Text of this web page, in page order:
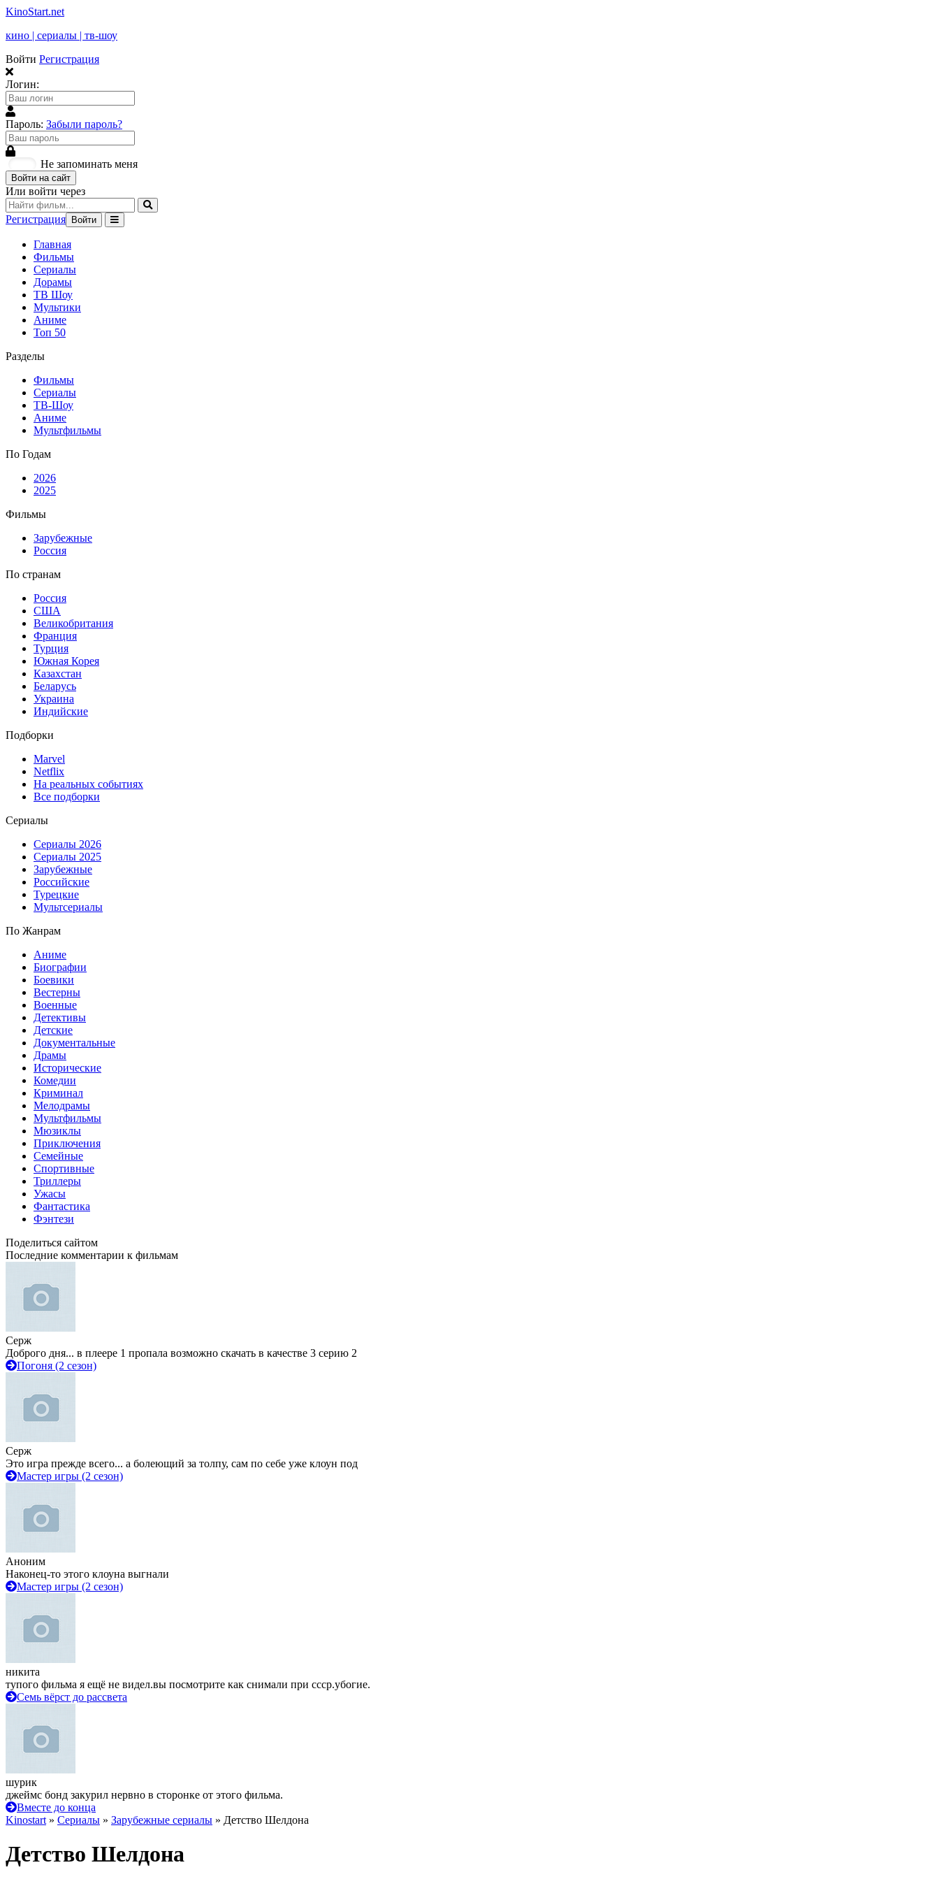
KinoStart.net
кино | сериалы | тв-шоу
Войти Регистрация
Логин:
Пароль: Забыли пароль?
Не запоминать меня
Войти на сайт
Или войти через
Регистрация Войти
Главная
Фильмы
Сериалы
Дорамы
ТВ Шоу
Мультики
Аниме
Топ 50
Разделы
Фильмы
Сериалы
ТВ-Шоу
Аниме
Мультфильмы
По Годам
2026
2025
Фильмы
Зарубежные
Россия
По странам
Россия
США
Великобритания
Франция
Турция
Южная Корея
Казахстан
Беларусь
Украина
Индийские
Подборки
Marvel
Netflix
На реальных событиях
Все подборки
Сериалы
Сериалы 2026
Сериалы 2025
Зарубежные
Российские
Турецкие
Мультсериалы
По Жанрам
Аниме
Биографии
Боевики
Вестерны
Военные
Детективы
Детские
Документальные
Драмы
Исторические
Комедии
Криминал
Мелодрамы
Мультфильмы
Мюзиклы
Приключения
Семейные
Спортивные
Триллеры
Ужасы
Фантастика
Фэнтези
Поделиться сайтом
Последние комментарии к фильмам
Серж
Доброго дня... в плеере 1 пропала возможно скачать в качестве 3 серию 2
Погоня (2 сезон)
Серж
Это игра прежде всего... а болеющий за толпу, сам по себе уже клоун под
Мастер игры (2 сезон)
Аноним
Наконец-то этого клоуна выгнали
Мастер игры (2 сезон)
никита
тупого фильма я ещё не видел.вы посмотрите как снимали при ссср.убогие.
Семь вёрст до рассвета
шурик
джеймс бонд закурил нервно в сторонке от этого фильма.
Вместе до конца
Kinostart » Сериалы » Зарубежные сериалы » Детство Шелдона
Детство Шелдона